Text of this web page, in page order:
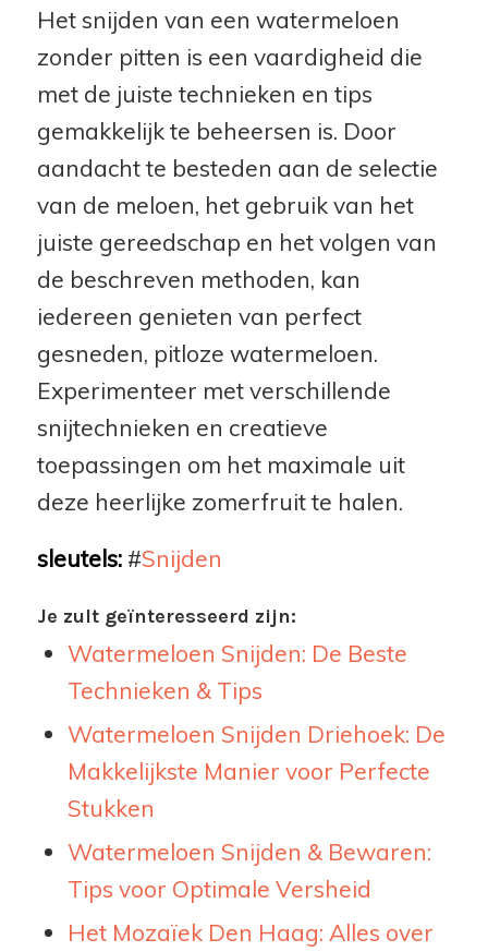
Het snijden van een watermeloen
zonder pitten is een vaardigheid die
met de juiste technieken en tips
gemakkelijk te beheersen is. Door
aandacht te besteden aan de selectie
van de meloen, het gebruik van het
juiste gereedschap en het volgen van
de beschreven methoden, kan
iedereen genieten van perfect
gesneden, pitloze watermeloen.
Experimenteer met verschillende
snijtechnieken en creatieve
toepassingen om het maximale uit
deze heerlijke zomerfruit te halen.
sleutels:#Snijden
Je zult geïnteresseerd zijn:
Watermeloen Snijden: De Beste
Technieken & Tips
Watermeloen Snijden Driehoek: De
Makkelijkste Manier voor Perfecte
Stukken
Watermeloen Snijden & Bewaren:
Tips voor Optimale Versheid
Het Mozaïek Den Haag: Alles over